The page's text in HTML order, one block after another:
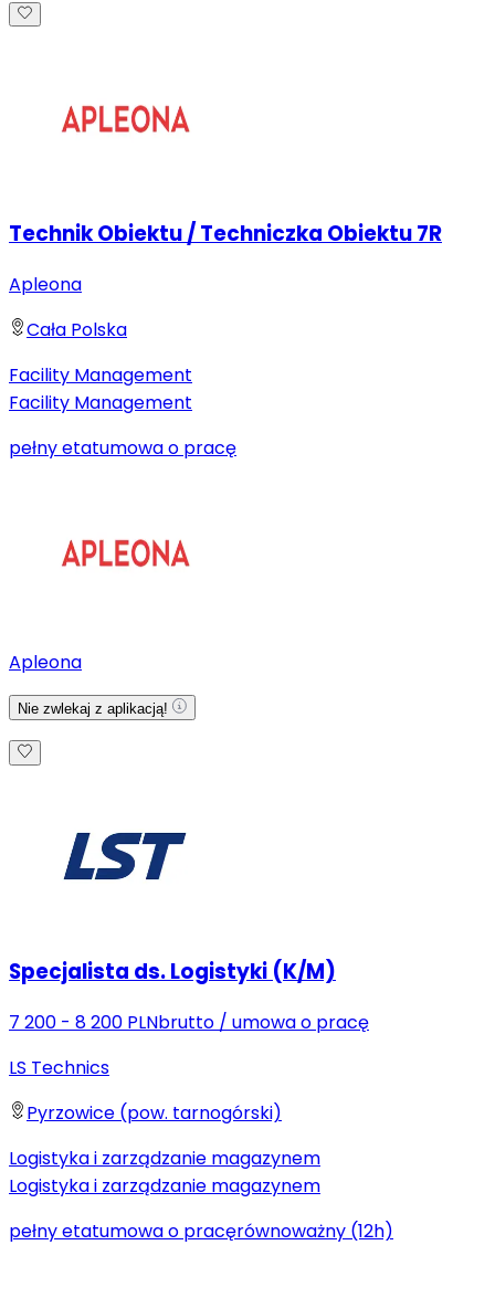
Technik Obiektu / Techniczka Obiektu 7R
Apleona
Cała Polska
Facility Management
Facility Management
pełny etatumowa o pracę
Apleona
Nie zwlekaj z aplikacją!
Specjalista ds. Logistyki (K/M)
7 200 - 8 200 PLNbrutto / umowa o pracę
LS Technics
Pyrzowice (pow. tarnogórski)
Logistyka i zarządzanie magazynem
Logistyka i zarządzanie magazynem
pełny etatumowa o pracęrównoważny (12h)